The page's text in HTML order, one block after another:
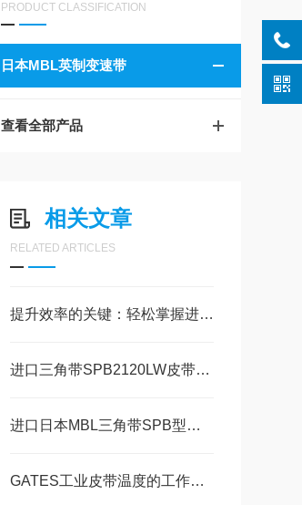
PRODUCT CLASSIFICATION
日本MBL英制变速带
查看全部产品
相关文章
RELATED ARTICLES
提升效率的关键：轻松掌握进口空压机皮带安装技巧
进口三角带SPB2120LW皮带的正确维护
进口日本MBL三角带SPB型号汇总
GATES工业皮带温度的工作范围